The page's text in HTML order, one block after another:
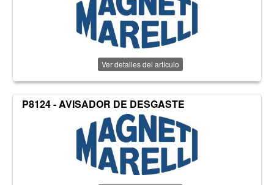
Ver detalles del artículo
P8124 - AVISADOR DE DESGASTE